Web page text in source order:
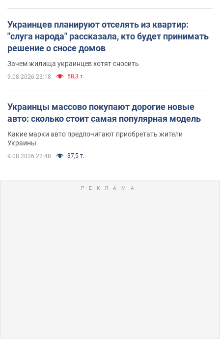
Украинцев планируют отселять из квартир:
"слуга народа" рассказала, кто будет принимать
решение о сносе домов
Зачем жилища украинцев хотят сносить
9.08.2026 23:18 58,3 т.
Украинцы массово покупают дорогие новые
авто: сколько стоит самая популярная модель
Какие марки авто предпочитают приобретать жители
Украины
9.08.2026 22:48 37,5 т.